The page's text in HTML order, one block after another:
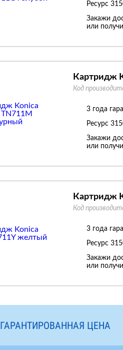
Ресурс
Закажи
или
Картридж
Код
3 года
Ресурс
Закажи
или
Картридж
Код
3 года
Ресурс
Закажи
или
ГАРАНТИРОВАННАЯ ЦЕНА